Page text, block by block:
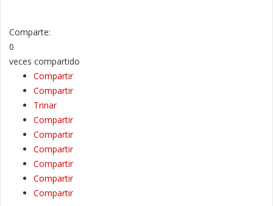
Comparte:
0
veces compartido
Compartir
Compartir
Trinar
Compartir
Compartir
Compartir
Compartir
Compartir
Compartir